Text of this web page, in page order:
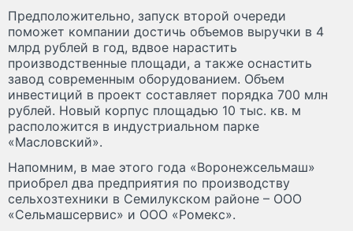
Предположительно, запуск второй очереди
поможет компании достичь объемов выручки в 4
млрд рублей в год, вдвое нарастить
производственные площади, а также оснастить
завод современным оборудованием. Объем
инвестиций в проект составляет порядка 700 млн
рублей. Новый корпус площадью 10 тыс. кв. м
расположится в индустриальном парке
«Масловский».
Напомним, в мае этого года «Воронежсельмаш»
приобрел два предприятия по производству
сельхозтехники в Семилукском районе – ООО
«Сельмашсервис» и ООО «Ромекс».